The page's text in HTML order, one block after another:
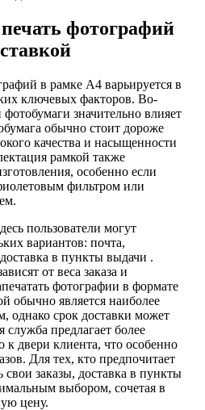
фотографий
в рамке А4 варьируется в
ключевых факторов. Во-
значительно влияет
обычно стоит дороже
качества и насыщенности
рамкой также
особенно если
фильтром или
пользователи могут
вариантов: почта,
в пункты выдачи .
от веса заказа и
фотографии в формате
обычно является наиболее
однако срок доставки может
служба предлагает более
к двери клиента, что особенно
Для тех, кто предпочитает
свои заказы, доставка в пункты
выбором, сочетая в
цену.